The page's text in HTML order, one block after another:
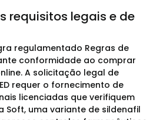
requisitos legais e de
regulamentado Regras de
conformidade ao comprar
A solicitação legal de
requer o fornecimento de
licenciadas que verifiquem
Soft, uma variante de sildenafil